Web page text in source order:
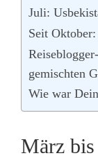
Juli:
Seit
gemischten
Wie war
März